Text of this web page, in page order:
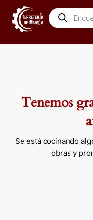
contenido
Búsqueda
de
productos
Tenemos
Se está cocinando
obras y